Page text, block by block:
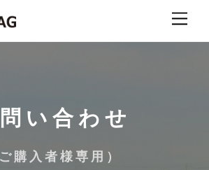
い合わせ
ご購入者様専用）